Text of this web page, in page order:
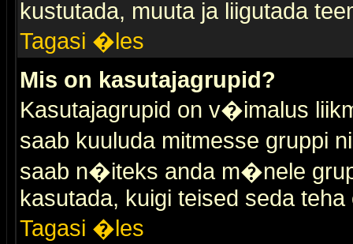
kustutada, muuta ja liigutada
Tagasi �les
Mis on kasutajagrupid?
Kasutajagrupid on v�imalus
saab kuuluda mitmesse gruppi
saab n�iteks anda m�nele
kasutada, kuigi teised seda teha
Tagasi �les